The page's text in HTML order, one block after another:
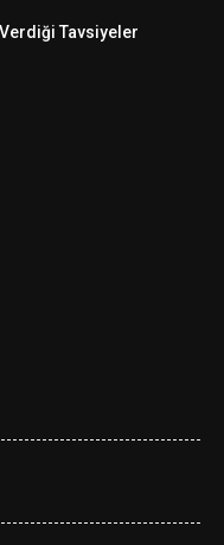
Verdiği Tavsiyeler